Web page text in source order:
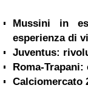
Mussini in
esperienza di
Juventus:
Roma-
Calciomercato